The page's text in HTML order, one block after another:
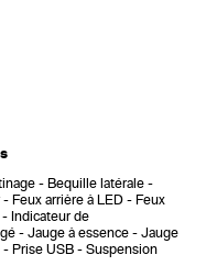
Bequille latérale
Feux arrière à LED
Feux
Indicateur de
Jauge à essence
Jauge
Prise USB
Suspension